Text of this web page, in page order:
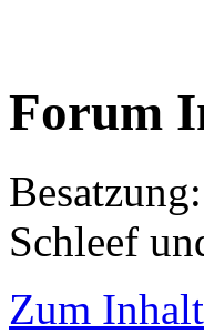
Forum
Schleef
Zum Inhalt